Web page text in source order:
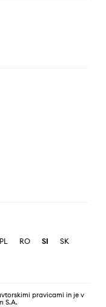
PL RO SI
SK
pravicami in je v
S.A.